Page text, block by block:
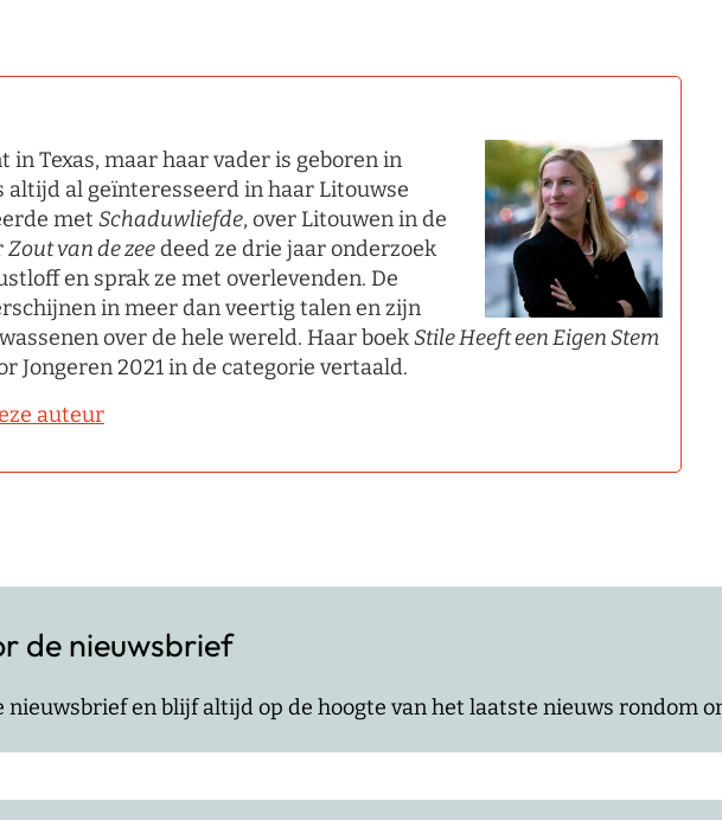
in Texas, maar haar vader is geboren in
altijd al geïnteresseerd in haar Litouwse
met Schaduwliefde, over Litouwen in de
Zout van dezeedeed ze drie jaar onderzoek
en sprak ze met overlevenden. De
in meer dan veertig talen en zijn
over de hele wereld. Haar boekStile Heeft een Eigen Stem
Jongeren 2021 in de categorie vertaald.
auteur
de nieuwsbrief
nieuwsbrief en blijf altijd op de hoogte van het laatste nieuws rondom